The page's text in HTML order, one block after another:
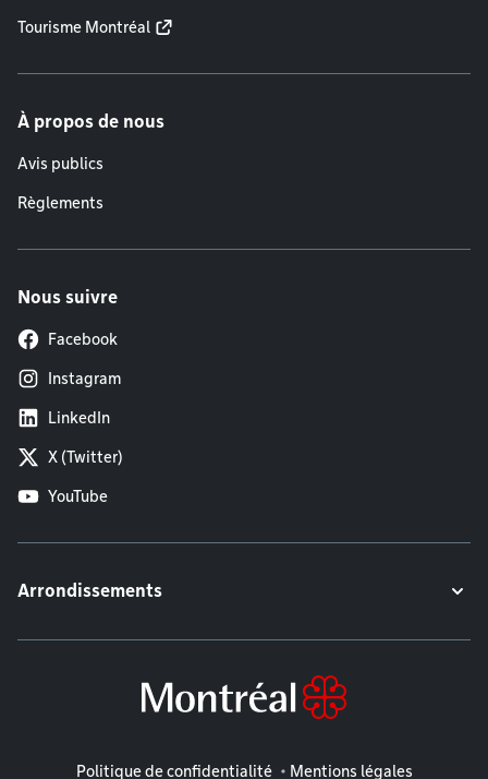
Tourisme Montréal
À propos de nous
Avis publics
Règlements
Nous suivre
Facebook
Instagram
LinkedIn
X (Twitter)
YouTube
Arrondissements
Mentions légales
Politique de confidentialité Mentions légales